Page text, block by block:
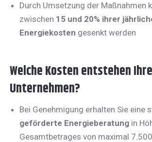
Durch Umsetzung der Maßnahmen
zwischen 15 und 20% ihrer
Energiekosten gesenkt werden
Welche Kosten entstehen
Unternehmen?
Bei Genehmigung erhalten Sie eine
geförderte Energieberatung in
Gesamtbetrages von maximal